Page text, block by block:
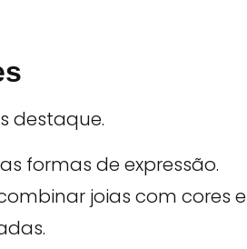
destaque.
formas de expressão.
joias com cores e